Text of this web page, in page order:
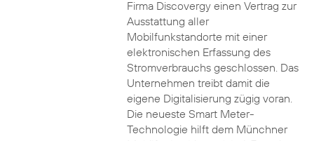
Firma Discovergy einen Vertrag zur
Ausstattung aller
Mobilfunkstandorte mit einer
elektronischen Erfassung des
Stromverbrauchs geschlossen. Das
Unternehmen treibt damit die
eigene Digitalisierung zügig voran.
Die neueste Smart Meter-
Technologie hilft dem Münchner